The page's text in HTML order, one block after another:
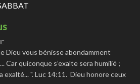
Dieu vous bénisse abondamment
Car quiconque s’exalte sera humilié ;
exalté... ". Luc 14:11. Dieu honore ceux